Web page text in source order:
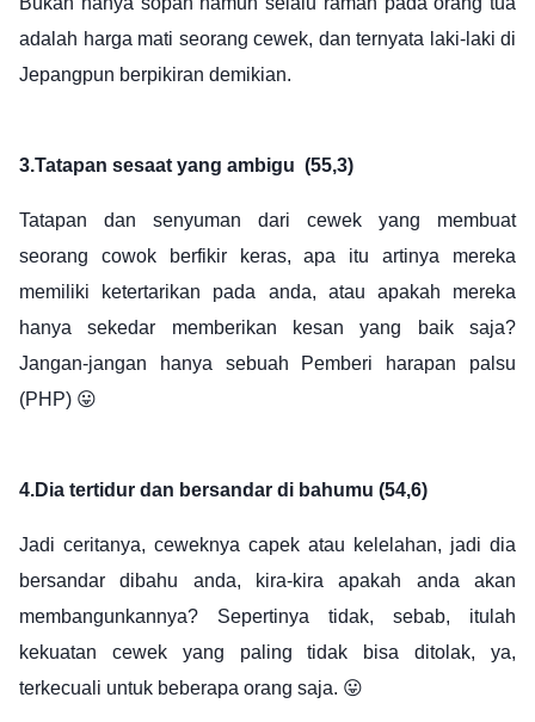
adalah harga mati seorang cewek, dan ternyata laki-laki di
Jepangpun berpikiran demikian.
3.Tatapan sesaat yang ambigu (55,3)
Tatapan dan senyuman dari cewek yang membuat
seorang cowok berfikir keras, apa itu artinya mereka
memiliki ketertarikan pada anda, atau apakah mereka
hanya sekedar memberikan kesan yang baik saja?
Jangan-jangan hanya sebuah Pemberi harapan palsu
(PHP) 😛
4.Dia tertidur dan bersandar di bahumu (54,6)
Jadi ceritanya, ceweknya capek atau kelelahan, jadi dia
bersandar dibahu anda, kira-kira apakah anda akan
membangunkannya? Sepertinya tidak, sebab, itulah
kekuatan cewek yang paling tidak bisa ditolak, ya,
terkecuali untuk beberapa orang saja. 😛